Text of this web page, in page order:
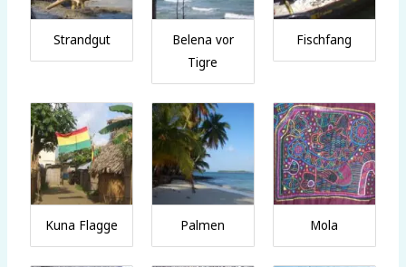
Strandgut
Belena vor
Tigre
Fischfang
Kuna Flagge Palmen Mola